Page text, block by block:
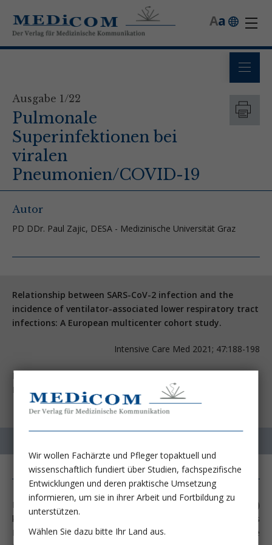
a
A
Ausgabe 1/22
Pulmonale
Superinfektionen bei
viralen
Pneumonien/COVID-19
Autor
PD DDr. Paul Zajic, DESA - Medizinische Universität Graz
Relationship between SARS-CoV-2 infection and the
incidence of ventilator-associated lower respiratory tract
infections: A European multicenter cohort study.
Intensive Care Med 2021; 47:188-198
Rouzé A, Martin-Loeches I, Povoa P, Makris D, Artigas A,
Bouchereau M, Lambiotte F, et al.
Bei schwerem COVID-19-Verlauf (dem COVID-19-ARDS)
können sowohl die viral bedingte Schädigung des
Lungengewebes selbst als auch einzelne therapeutische
Wir wollen Fachärzte und Pfleger topaktuell und
wissenschaftlich fundiert über Studien, fachspezifische
Entwicklungen und deren praktische Umsetzung
informieren, um sie in ihrer Arbeit und Fortbildung zu
unterstützen.
Wählen Sie dazu bitte Ihr Land aus.